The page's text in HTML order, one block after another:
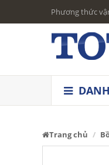
Phương thức
Trang chủ